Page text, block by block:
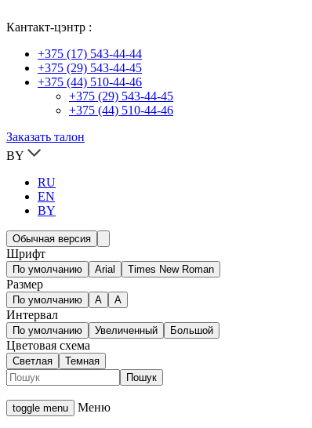
Кантакт-цэнтр :
+375 (17) 543-44-44
+375 (29) 543-44-45
+375 (44) 510-44-46
+375 (29) 543-44-45
+375 (44) 510-44-46
Заказать талон
BY
RU
EN
BY
Обычная версия
Шрифт
По умолчанию Arial Times New Roman
Размер
По умолчанию A A
Интервал
По умолчанию Увеличенный Большой
Цветовая схема
Светлая Темная
toggle menu Меню